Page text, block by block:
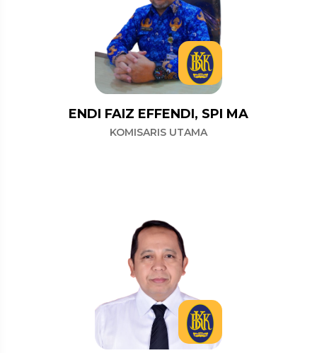
ENDI FAIZ EFFENDI, SPI MA
KOMISARIS UTAMA